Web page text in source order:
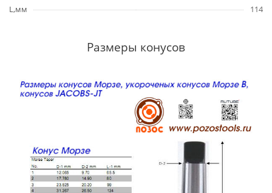
L,мм
114
Размеры конусов